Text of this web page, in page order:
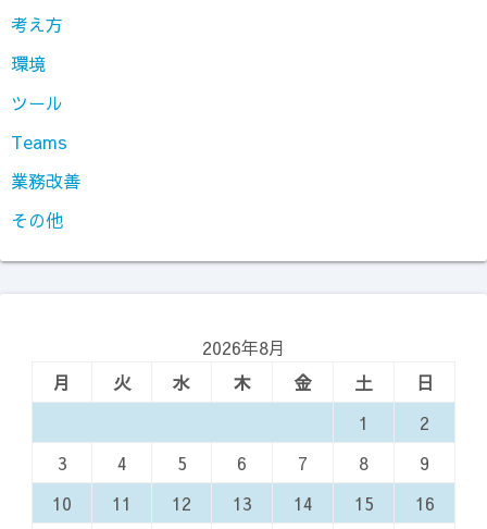
考え方
環境
ツール
Teams
業務改善
その他
2026年8月
月
火 水 木 金 土
日
1
2
3
4 5 6 7 8
9
10
11 12 13 14 15
16